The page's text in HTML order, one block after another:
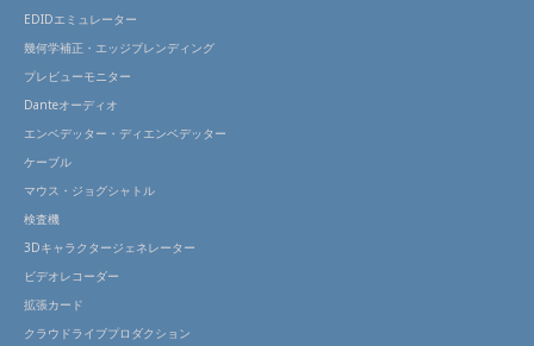
EDIDエミュレーター
幾何学補正・エッジブレンディング
プレビューモニター
Danteオーディオ
エンベデッター・ディエンベデッター
ケーブル
マウス・ジョグシャトル
検査機
3Dキャラクタージェネレーター
ビデオレコーダー
拡張カード
クラウドライブプロダクション